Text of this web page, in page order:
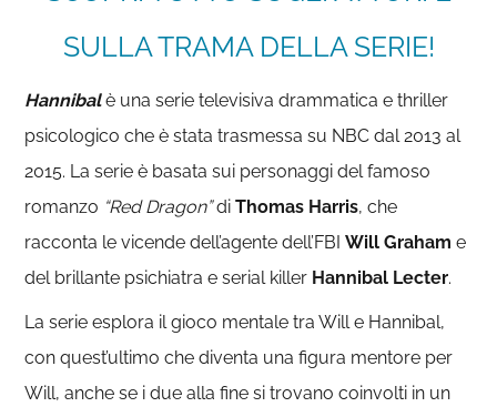
SULLA TRAMA DELLA SERIE!
Hannibalè una serie televisiva drammatica e thriller
psicologico che è stata trasmessa su NBC dal 2013 al
2015. La serie è basata sui personaggi del famoso
romanzo “Red Dragon”diThomas Harris, che
racconta le vicende dell’agente dell’FBIWill Graham e
del brillante psichiatra e serial killer Hannibal Lecter.
La serie esplora il gioco mentale tra Will e Hannibal,
con quest’ultimo che diventa una figura mentore per
Will, anche se i due alla fine si trovano coinvolti in un